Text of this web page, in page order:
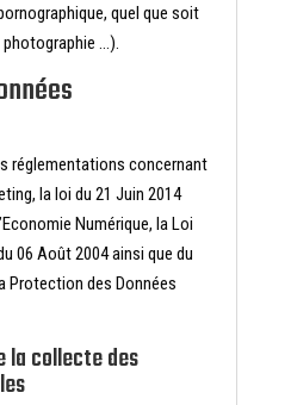
quel que soit
…).
réglementations concernant
la loi du 21 Juin 2014
Numérique, la Loi
06 Août 2004 ainsi que du
Protection des Données
la collecte des